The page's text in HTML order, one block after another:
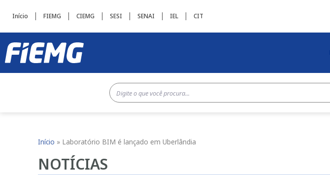
Início FIEMG CIEMG SESI SENAI IEL CIT
Início » Laboratório BIM é lançado em Uberlândia
NOTÍCIAS